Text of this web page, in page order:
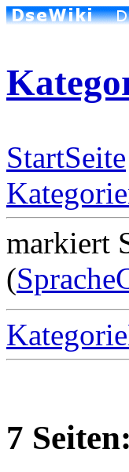
StartSeite
markiert
(
7 Seiten: